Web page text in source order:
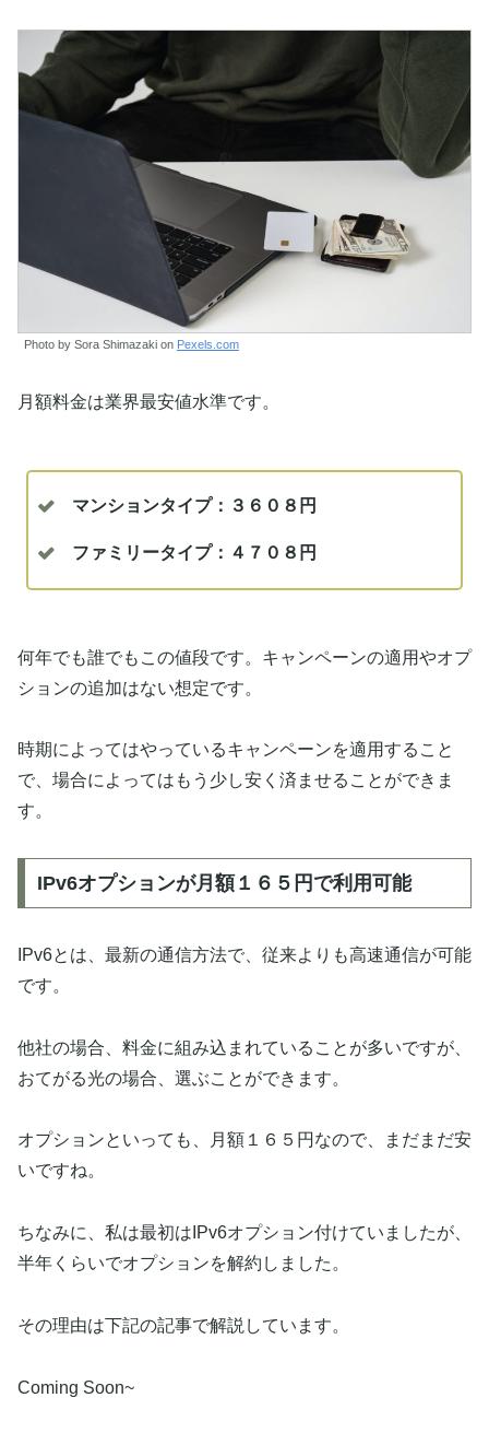
Photo by Sora Shimazaki on Pexels.com
月額料金は業界最安値水準です。
マンションタイプ：３６０８円
ファミリータイプ：４７０８円
何年でも誰でもこの値段です。キャンペーンの適用やオプ
ションの追加はない想定です。
時期によってはやっているキャンペーンを適用すること
で、場合によってはもう少し安く済ませることができま
す。
IPv6オプションが月額１６５円で利用可能
IPv6とは、最新の通信方法で、従来よりも高速通信が可能
です。
他社の場合、料金に組み込まれていることが多いですが、
おてがる光の場合、選ぶことができます。
オプションといっても、月額１６５円なので、まだまだ安
いですね。
ちなみに、私は最初はIPv6オプション付けていましたが、
半年くらいでオプションを解約しました。
その理由は下記の記事で解説しています。
Coming Soon~